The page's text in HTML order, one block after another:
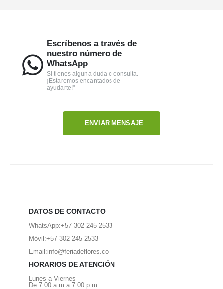
Escríbenos a través de
nuestro número de
WhatsApp
Si tienes alguna duda o consulta.
¡Estaremos encantados de
ayudarte!"
ENVIAR MENSAJE
DATOS DE CONTACTO
WhatsApp:+57 302 245 2533
Móvil:+57 302 245 2533
Email:info@feriadeflores.co
HORARIOS DE ATENCIÓN
Lunes a Viernes
De 7:00 a.m a 7:00 p.m